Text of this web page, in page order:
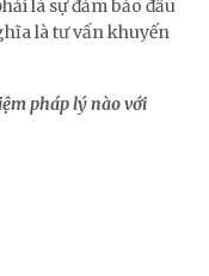
là sự đảm bảo đầu
là tư vấn khuyến
pháp lý nào với